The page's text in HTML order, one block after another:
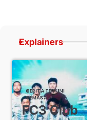
Explainers
BERITA TERKINI
SEMASA
FC3 Club